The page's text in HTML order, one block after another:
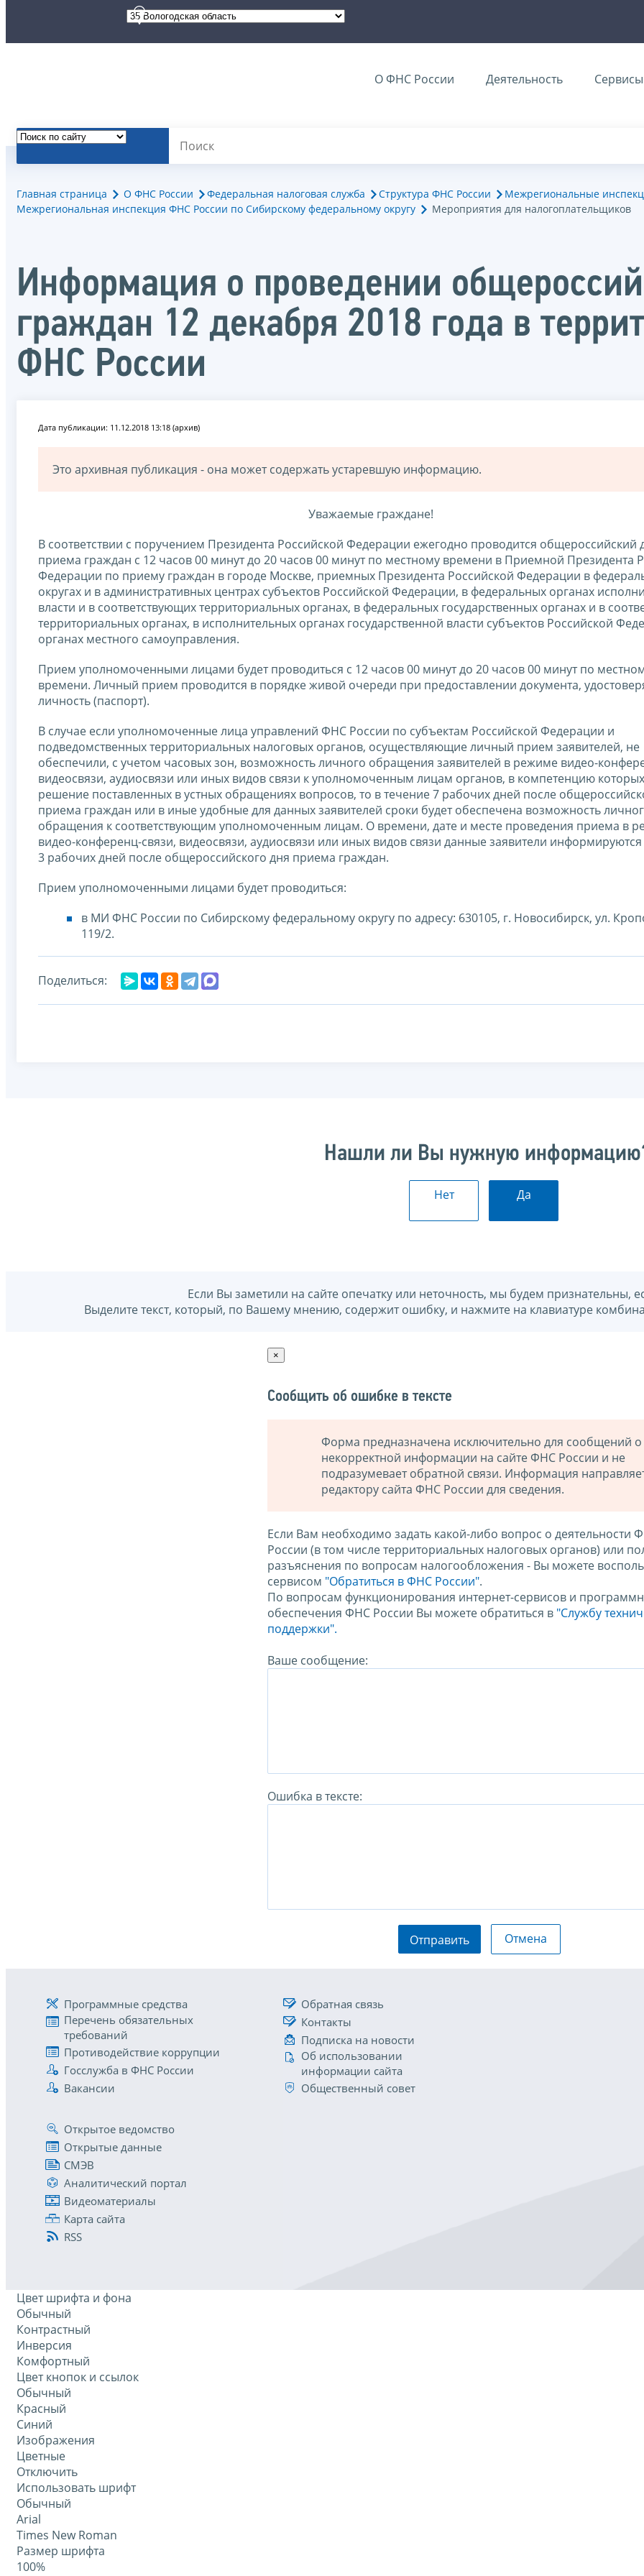
О ФНС России Деятельность Сервисы
Главная страница О ФНС России Федеральная налоговая служба Структура ФНС России
Межрегиональные
Межрегиональная инспекция ФНС России по Сибирскому федеральному округу
Мероприятия для налогоплательщиков
Информация о проведении
граждан 12 декабря 2018 года в
ФНС России
Дата публикации: 11.12.2018 13:18 (архив)
Это архивная публикация - она может содержать устаревшую информацию.
Уважаемые граждане!
В соответствии с поручением Президента Российской Федерации ежегодно проводится общероссийский
приема граждан с 12 часов 00 минут до 20 часов 00 минут по местному времени в Приемной Президента
Федерации по приему граждан в городе Москве, приемных Президента Российской Федерации в
округах и в административных центрах субъектов Российской Федерации, в федеральных органах
власти и в соответствующих территориальных органах, в федеральных государственных органах и в
территориальных органах, в исполнительных органах государственной власти субъектов Российской
органах местного самоуправления.
Прием уполномоченными лицами будет проводиться с 12 часов 00 минут до 20 часов 00 минут по
времени. Личный прием проводится в порядке живой очереди при предоставлении документа,
личность (паспорт).
В случае если уполномоченные лица управлений ФНС России по субъектам Российской Федерации и
подведомственных территориальных налоговых органов, осуществляющие личный прием заявителей, не
обеспечили, с учетом часовых зон, возможность личного обращения заявителей в режиме видео-
видеосвязи, аудиосвязи или иных видов связи к уполномоченным лицам органов, в компетенцию
решение поставленных в устных обращениях вопросов, то в течение 7 рабочих дней после
приема граждан или в иные удобные для данных заявителей сроки будет обеспечена возможность
обращения к соответствующим уполномоченным лицам. О времени, дате и месте проведения приема в
видео-конференц-связи, видеосвязи, аудиосвязи или иных видов связи данные заявители
3 рабочих дней после общероссийского дня приема граждан.
Прием уполномоченными лицами будет проводиться:
в МИ ФНС России по Сибирскому федеральному округу по адресу: 630105, г. Новосибирск, ул.
119/2.
Поделиться:
Нашли ли Вы нужную
Нет Да
Если Вы заметили на сайте опечатку или неточность, мы будем признательны,
Выделите текст, который, по Вашему мнению, содержит ошибку, и нажмите на клавиатуре
×
Сообщить об ошибке в тексте
Форма предназначена исключительно для сообщений о
некорректной информации на сайте ФНС России и не
подразумевает обратной связи. Информация
редактору сайта ФНС России для сведения.
Если Вам необходимо задать какой-либо вопрос о деятельности
России (в том числе территориальных налоговых органов) или
разъяснения по вопросам налогообложения - Вы можете
сервисом "Обратиться в ФНС России".
По вопросам функционирования интернет-сервисов и
обеспечения ФНС России Вы можете обратиться в "Службу
поддержки".
Ваше сообщение:
Ошибка в тексте:
Отправить Отмена
Программные средства
Перечень обязательных
требований
Противодействие коррупции
Госслужба в ФНС России
Вакансии
Обратная связь
Контакты
Подписка на новости
Об использовании
информации сайта
Общественный совет
Открытое ведомство
Открытые данные
СМЭВ
Аналитический портал
Видеоматериалы
Карта сайта
RSS
Цвет шрифта и фона
Обычный
Контрастный
Инверсия
Комфортный
Цвет кнопок и ссылок
Обычный
Красный
Синий
Изображения
Цветные
Отключить
Использовать шрифт
Обычный
Arial
Times New Roman
Размер шрифта
100%